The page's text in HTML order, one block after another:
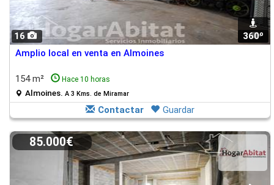
16 1
360º
Amplio local en venta en Almoines
154 m² Hace 10 horas
Almoines. A 3 Kms. de Miramar
Contactar Guardar
85.000€